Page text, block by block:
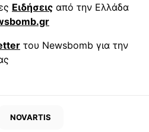
Ειδήσεις από την Ελλάδα
του Newsbomb για την
NOVARTIS